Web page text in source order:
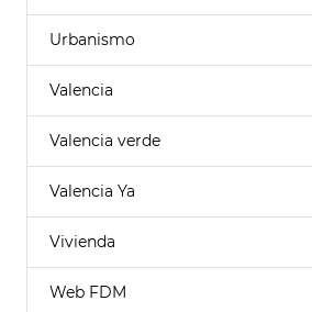
Urbanismo
Valencia
Valencia verde
Valencia Ya
Vivienda
Web FDM